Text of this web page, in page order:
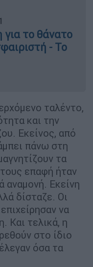
το θάνατο
- Το
ταλέντο,
και την
Εκείνος, από
πάνω στη
τα
επαφή ήταν
αναμονή. Εκείνη
δίσταζε. Οι
να
Και τελικά, η
στο ίδιο
όσα τα